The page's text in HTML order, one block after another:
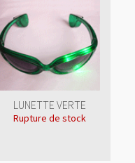
LUNETTE VERTE
Rupture de stock